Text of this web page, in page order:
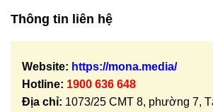
Thông tin liên hệ
Website: https://mona.media/
Hotline: 1900 636 648
Địa chỉ: 1073/25 CMT 8, phường 7,